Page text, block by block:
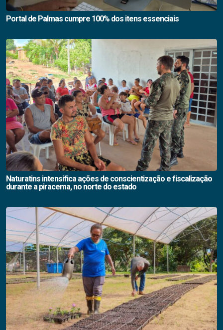
Portal de Palmas cumpre 100% dos itens essenciais
Naturatins intensifica ações de conscientização e fiscalização
durante a piracema, no norte do estado